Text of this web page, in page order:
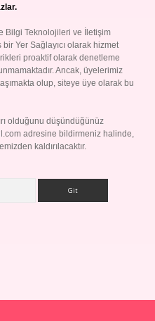
Bilgi Teknolojileri ve İletişim
Yer Sağlayıcı olarak hizmet
proaktif olarak denetleme
Ancak, üyelerimiz
olup, siteye üye olarak bu
olduğunu düşündüğünüz
adresine bildirmeniz halinde,
kaldırılacaktır.